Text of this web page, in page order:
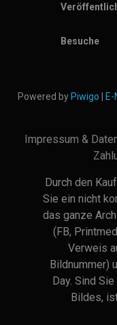
Besuche
Powered by Piwigo
Impressum &
Durch den
Sie ein nicht
das ganze
(FB,
Verweis
Bildnummer)
Day. Sind
Bildes,